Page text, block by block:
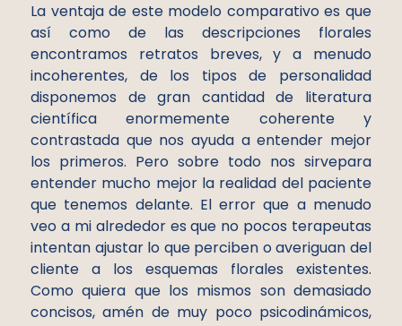
La ventaja de este modelo comparativo es que
así como de las descripciones florales
encontramos retratos breves, y a menudo
incoherentes, de los tipos de personalidad
disponemos de gran cantidad de literatura
científica enormemente coherente y
contrastada que nos ayuda a entender mejor
los primeros. Pero sobre todo nos sirvepara
entender mucho mejor la realidad del paciente
que tenemos delante. El error que a menudo
veo a mi alrededor es que no pocos terapeutas
intentan ajustar lo que perciben o averiguan del
cliente a los esquemas florales existentes.
Como quiera que los mismos son demasiado
concisos, amén de muy poco psicodinámicos,